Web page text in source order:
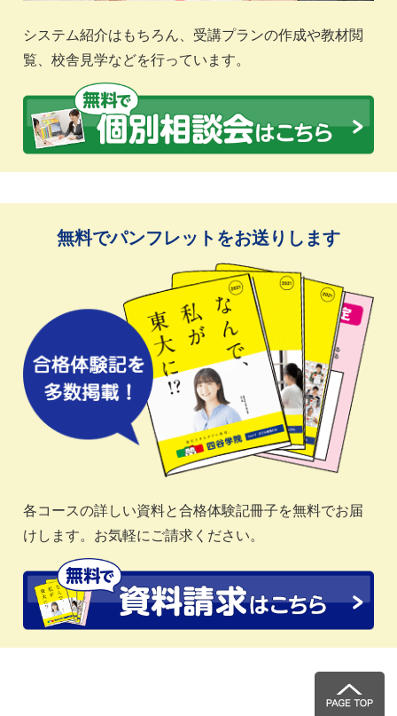
システム紹介はもちろん、受講プランの作成や教材閲
覧、校舎見学などを行っています。
無料でパンフレットをお送りします
各コースの詳しい資料と合格体験記冊子を無料でお届
けします。お気軽にご請求ください。